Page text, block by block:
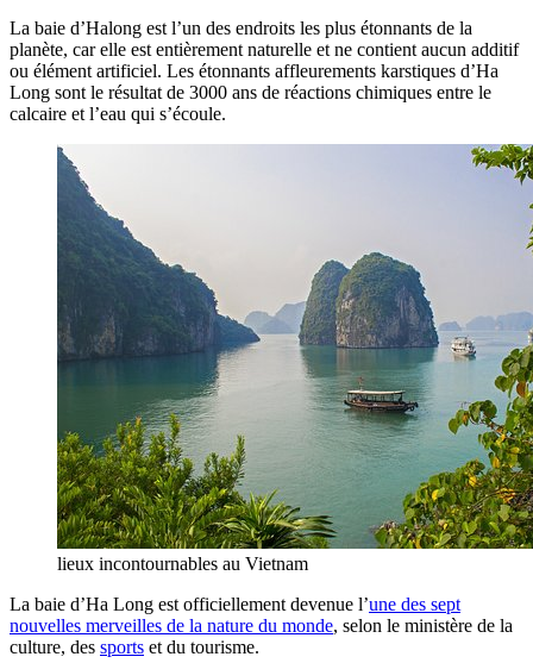
La baie d’Halong est l’un des endroits les plus étonnants de la
planète, car elle est entièrement naturelle et ne contient aucun additif
ou élément artificiel. Les étonnants affleurements karstiques d’Ha
Long sont le résultat de 3000 ans de réactions chimiques entre le
calcaire et l’eau qui s’écoule.
lieux incontournables au Vietnam
La baie d’Ha Long est officiellement devenue l’une des sept
nouvelles merveilles de la nature du monde, selon le ministère de la
culture, des sports et du tourisme.